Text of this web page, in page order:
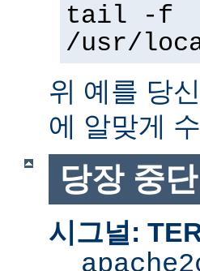
tail -f
/usr/
위 예를 당
에 알맞게
당장 중단
시그널: